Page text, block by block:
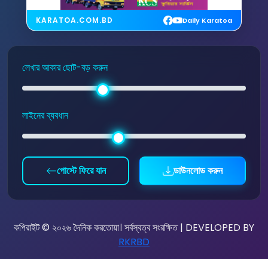
KARATOA.COM.BD Daily Karatoa
লেখার আকার ছোট-বড় করুন
লাইনের ব্যবধান
পোস্টে ফিরে যান ডাউনলোড করুন
কপিরাইট © ২০২৬ দৈনিক করতোয়া। সর্বস্বত্ব সংরক্ষিত | DEVELOPED BY
RKRBD